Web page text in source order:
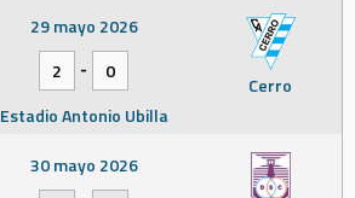
Cerro
29 mayo 2026
2
-
0
Estadio Antonio Ubilla
30 mayo 2026